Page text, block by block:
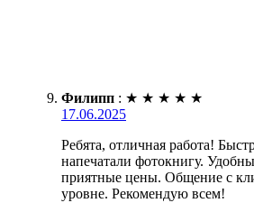
Филипп : ★ ★ ★ ★ ★
17.06.2025
Ребята, отличная работа!
напечатали фотокнигу.
приятные цены. Общение с
уровне. Рекомендую всем!